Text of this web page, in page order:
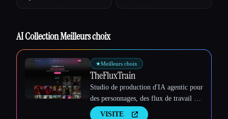
Esc
AI Collection Meilleurs choix
★Meilleurs choix
TheFluxTrain
Studio de production d'IA agentic pour
des personnages, des flux de travail et
des vidéos cohérents
VISITE